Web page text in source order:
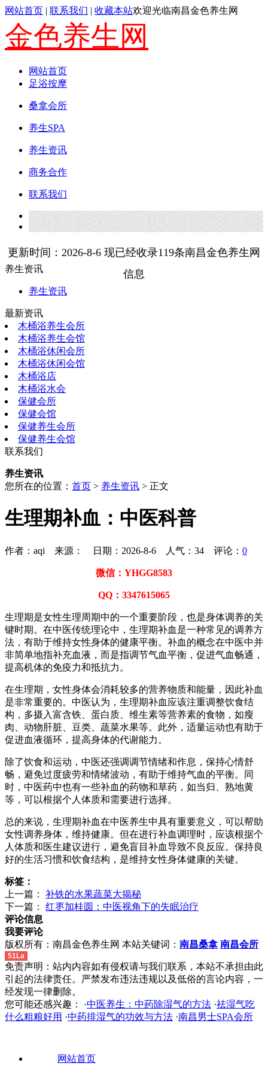
网站首页 | 联系我们 | 收藏本站欢迎光临南昌金色养生网
金色养生网
网站首页
足浴按摩
桑拿会所
养生SPA
养生资讯
商务合作
联系我们
更新时间：2026-8-6 现已经收录119条南昌金色养生网
信息
养生资讯
养生资讯
最新资讯
木桶浴养生会所
木桶浴养生会馆
木桶浴休闲会所
木桶浴休闲会馆
木桶浴店
木桶浴水会
保健会所
保健会馆
保健养生会所
保健养生会馆
联系我们
养生资讯
您所在的位置： 首页 > 养生资讯 > 正文
生理期补血：中医科普
作者：aqi 来源： 日期：2026-8-6 人气： 34 评论： 0
微信：YHGG8583
QQ：3347615065
生理期是女性生理周期中的一个重要阶段，也是身体调养的关
键时期。在中医传统理论中，生理期补血是一种常见的调养方
法，有助于维持女性身体的健康平衡。补血的概念在中医中并
非简单地指补充血液，而是指调节气血平衡，促进气血畅通，
提高机体的免疫力和抵抗力。
在生理期，女性身体会消耗较多的营养物质和能量，因此补血
是非常重要的。中医认为，生理期补血应该注重调整饮食结
构，多摄入富含铁、蛋白质、维生素等营养素的食物，如瘦
肉、动物肝脏、豆类、蔬菜水果等。此外，适量运动也有助于
促进血液循环，提高身体的代谢能力。
除了饮食和运动，中医还强调调节情绪和作息，保持心情舒
畅，避免过度疲劳和情绪波动，有助于维持气血的平衡。同
时，中医药中也有一些补血的药物和草药，如当归、熟地黄
等，可以根据个人体质和需要进行选择。
总的来说，生理期补血在中医养生中具有重要意义，可以帮助
女性调养身体，维持健康。但在进行补血调理时，应该根据个
人体质和医生建议进行，避免盲目补血导致不良反应。保持良
好的生活习惯和饮食结构，是维持女性身体健康的关键。
标签：
上一篇： 补铁的水果蔬菜大揭秘
下一篇： 红枣加桂圆：中医视角下的失眠治疗
评论信息
我要评论
版权所有：南昌金色养生网 本站关键词： 南昌桑拿 南昌会所
51La
免责声明：站内内容如有侵权请与我们联系，本站不承担由此
引起的法律责任。严禁发布违法违规以及低俗的言论内容，一
经发现一律删除。
您可能还感兴趣： ·中医养生：中药除湿气的方法 ·祛湿气吃
什么粗粮好用 ·中药排湿气的功效与方法 ·南昌男士SPA会所
网站首页